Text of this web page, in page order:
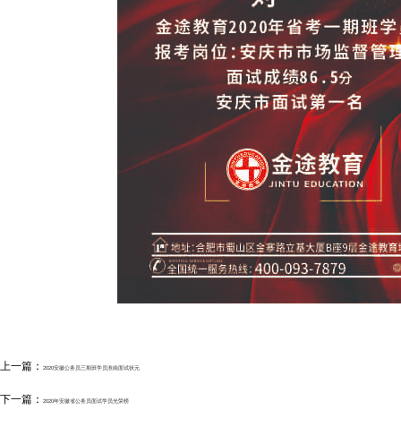
上一篇： 2020安徽公务员三期班学员淮南面试状元
下一篇： 2020年安徽省公务员面试学员光荣榜